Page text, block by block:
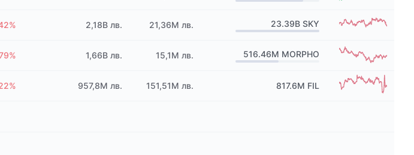
2,18B лв. 21,36M лв. 23.39B SKY
1,66B лв. 15,1M лв. 516.46M MORPHO
957,8M лв. 151,51M лв. 817.6M FIL